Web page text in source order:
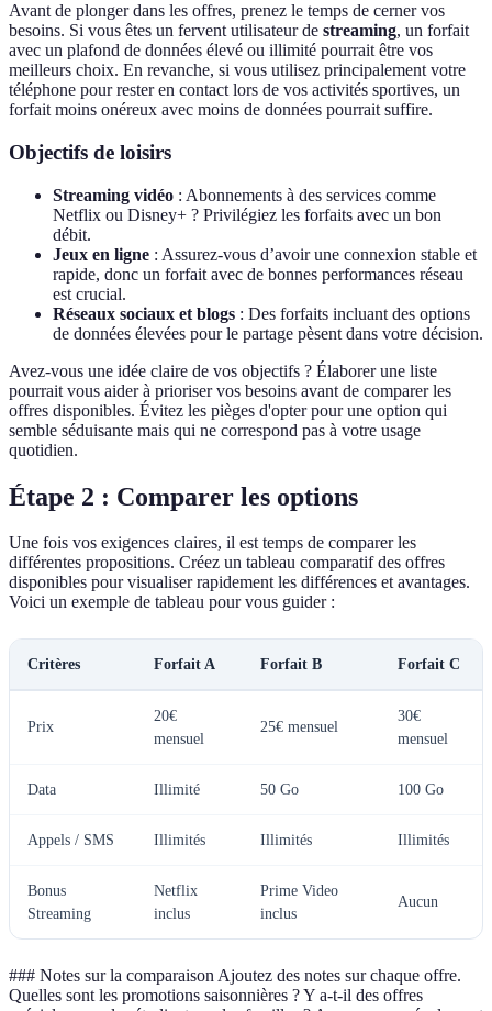
Avant de plonger dans les offres, prenez le temps de cerner vos
besoins. Si vous êtes un fervent utilisateur de streaming, un forfait
avec un plafond de données élevé ou illimité pourrait être vos
meilleurs choix. En revanche, si vous utilisez principalement votre
téléphone pour rester en contact lors de vos activités sportives, un
forfait moins onéreux avec moins de données pourrait suffire.
Objectifs de loisirs
Streaming vidéo : Abonnements à des services comme
Netflix ou Disney+ ? Privilégiez les forfaits avec un bon
débit.
Jeux en ligne : Assurez-vous d’avoir une connexion stable et
rapide, donc un forfait avec de bonnes performances réseau
est crucial.
Réseaux sociaux et blogs : Des forfaits incluant des options
de données élevées pour le partage pèsent dans votre décision.
Avez-vous une idée claire de vos objectifs ? Élaborer une liste
pourrait vous aider à prioriser vos besoins avant de comparer les
offres disponibles. Évitez les pièges d'opter pour une option qui
semble séduisante mais qui ne correspond pas à votre usage
quotidien.
Étape 2 : Comparer les options
Une fois vos exigences claires, il est temps de comparer les
différentes propositions. Créez un tableau comparatif des offres
disponibles pour visualiser rapidement les différences et avantages.
Voici un exemple de tableau pour vous guider :
Critères Forfait A Forfait B Forfait C
Prix
20€
mensuel
25€ mensuel
30€
mensuel
Data Illimité 50 Go 100 Go
Appels / SMS Illimités Illimités Illimités
Bonus
Streaming
Netflix
inclus
Prime Video
inclus
Aucun
### Notes sur la comparaison Ajoutez des notes sur chaque offre.
Quelles sont les promotions saisonnières ? Y a-t-il des offres